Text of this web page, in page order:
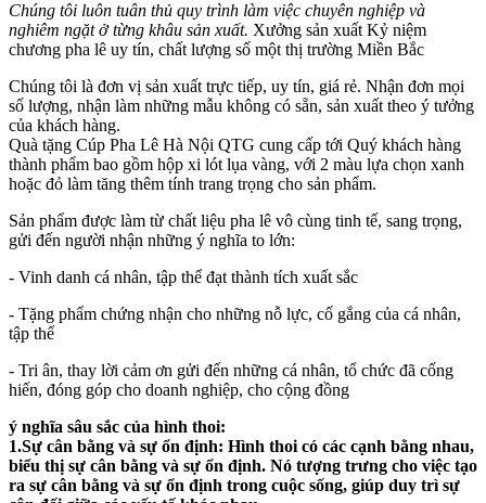
Chúng tôi luôn tuân thủ quy trình làm việc chuyên nghiệp và
nghiêm ngặt ở từng khâu sản xuất. Xưởng sản xuất Kỷ niệm
chương pha lê uy tín, chất lượng số một thị trường Miền Bắc
Chúng tôi là đơn vị sản xuất trực tiếp, uy tín, giá rẻ. Nhận đơn mọi
số lượng, nhận làm những mẫu không có sẵn, sản xuất theo ý tưởng
của khách hàng.
Quà tặng Cúp Pha Lê Hà Nội QTG cung cấp tới Quý khách hàng
thành phẩm bao gồm hộp xi lót lụa vàng, với 2 màu lựa chọn xanh
hoặc đỏ làm tăng thêm tính trang trọng cho sản phẩm.
Sản phẩm được làm từ chất liệu pha lê vô cùng tinh tế, sang trọng,
gửi đến người nhận những ý nghĩa to lớn:
- Vinh danh cá nhân, tập thể đạt thành tích xuất sắc
- Tặng phẩm chứng nhận cho những nỗ lực, cố gắng của cá nhân,
tập thể
- Tri ân, thay lời cảm ơn gửi đến những cá nhân, tổ chức đã cống
hiến, đóng góp cho doanh nghiệp, cho cộng đồng
ý nghĩa sâu sắc của hình thoi:
1.Sự cân bằng và sự ổn định: Hình thoi có các cạnh bằng nhau,
biểu thị sự cân bằng và sự ổn định. Nó tượng trưng cho việc tạo
ra sự cân bằng và sự ổn định trong cuộc sống, giúp duy trì sự